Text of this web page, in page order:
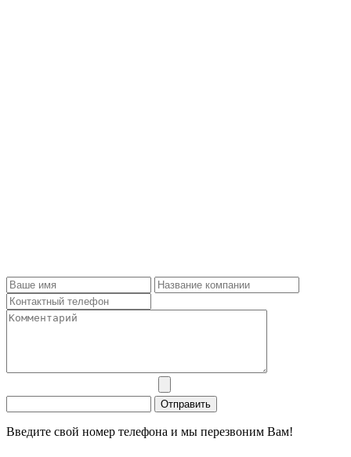
Введите свой номер телефона и мы перезвоним Вам!